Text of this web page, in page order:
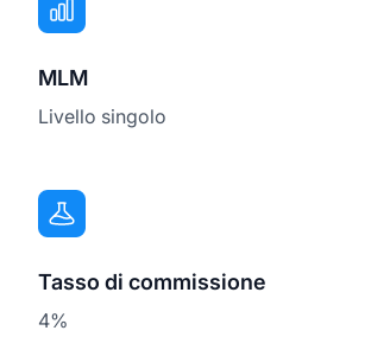
MLM
Livello singolo
Tasso di commissione
4%